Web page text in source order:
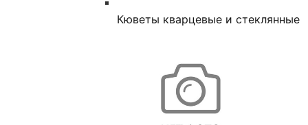
Кюветы кварцевые и стеклянные